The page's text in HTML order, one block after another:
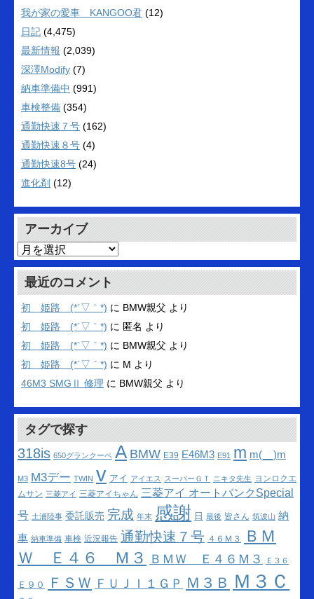
我が家の愛車 KANGOO君 (12)
日記 (4,475)
最新情報 (2,039)
深澤Modify (7)
納車準備中 (991)
車検整備 (354)
通勤快速７号 (162)
通勤快速８号 (4)
通勤快速8号 (24)
進化剤 (12)
アーカイブ
ア
ー
カ
イ
ブ
最近のコメント
初 姫路 (*´▽｀*) に BMW親父 より
初 姫路 (*´▽｀*) に 匿名 より
初 姫路 (*´▽｀*) に BMW親父 より
初 姫路 (*´▽｀*) に M より
46M3 SMGⅡ 修理 に BMW親父 より
タグで探す
318is 650グランクーペ A BMW E39 E46M3 E91 m m(__)m
M3 M3デー TWIN v アイ アイエス スーパーＧＴ ニキタ先生 ヨンロクエ
ムサン 三菱アイ 三菱アイちゃん 三菱アイ オートバンクSpecial
号 土浦陸事 委託販売 完成 年末 感謝 日 最後 皆さん 筑波山 納
車 納車準備 車検 近況報告 通勤快速７号 ４６Ｍ３
ＢＭ
Ｗ Ｅ４６ Ｍ３
ＢＭＷ Ｅ４６Ｍ３ Ｅ３６
Ｅ９０ ＦＳＷ ＦＵＪＩ１ＧＰ Ｍ３Ｂ Ｍ３Ｃ